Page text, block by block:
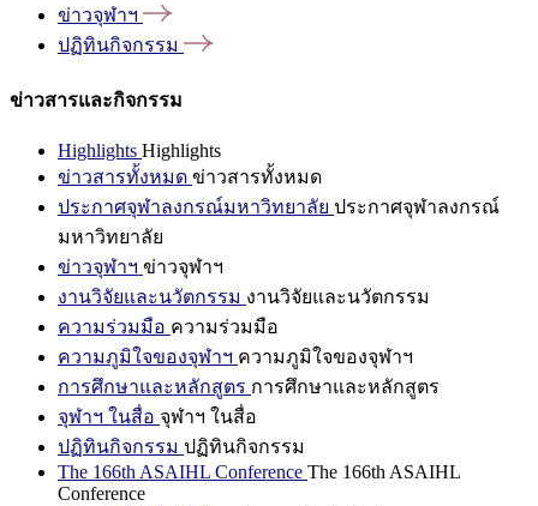
ข่าวจุฬาฯ
ปฏิทินกิจกรรม
ข่าวสารและกิจกรรม
Highlights Highlights
ข่าวสารทั้งหมด ข่าวสารทั้งหมด
ประกาศจุฬาลงกรณ์มหาวิทยาลัย ประกาศจุฬาลงกรณ์
มหาวิทยาลัย
ข่าวจุฬาฯ ข่าวจุฬาฯ
งานวิจัยและนวัตกรรม งานวิจัยและนวัตกรรม
ความร่วมมือ ความร่วมมือ
ความภูมิใจของจุฬาฯ ความภูมิใจของจุฬาฯ
การศึกษาและหลักสูตร การศึกษาและหลักสูตร
จุฬาฯ ในสื่อ จุฬาฯ ในสื่อ
ปฏิทินกิจกรรม ปฏิทินกิจกรรม
The 166th ASAIHL Conference The 166th ASAIHL
Conference